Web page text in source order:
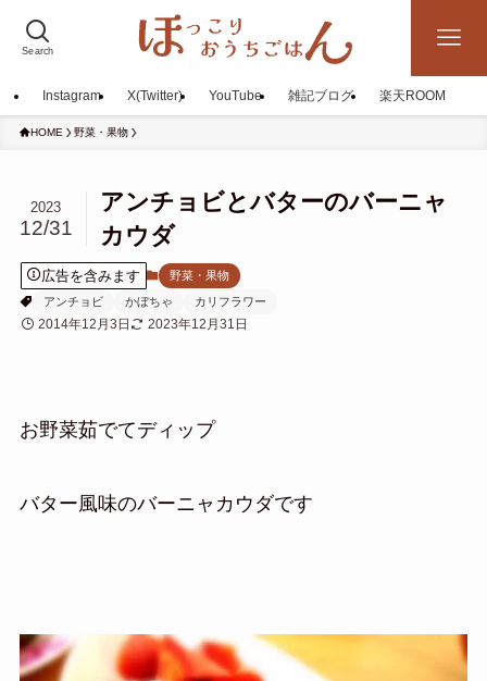
Search
Instagram X(Twitter) YouTube 雑記ブログ 楽天ROOM
HOME 野菜・果物
アンチョビとバターのバーニャ
カウダ
2023
12/31
広告を含みます
野菜・果物
アンチョビ
かぼちゃ カリフラワー
2014年12月3日 2023年12月31日
お野菜茹でてディップ
バター風味のバーニャカウダです